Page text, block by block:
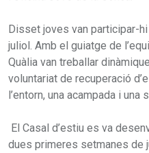
Disset joves van participar-
juliol. Amb el guiatge de
Quàlia van treballar
voluntariat de recuperació
l’entorn, una acampada i una
El Casal d’estiu es va
dues primeres setmanes de